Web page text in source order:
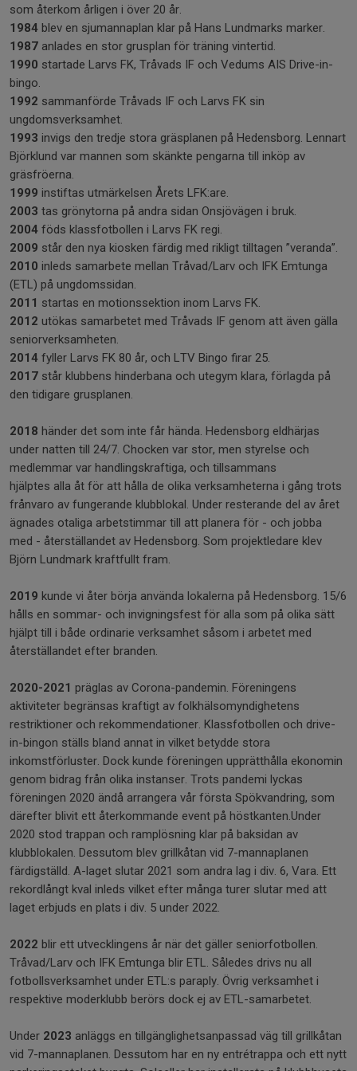
som återkom årligen i över 20 år.
1984 blev en sjumannaplan klar på Hans Lundmarks marker.
1987 anlades en stor grusplan för träning vintertid.
1990 startade Larvs FK, Tråvads IF och Vedums AIS Drive-in-
bingo.
1992 sammanförde Tråvads IF och Larvs FK sin
ungdomsverksamhet.
1993 invigs den tredje stora gräsplanen på Hedensborg. Lennart
Björklund var mannen som skänkte pengarna till inköp av
gräsfröerna.
1999 instiftas utmärkelsen Årets LFK:are.
2003 tas grönytorna på andra sidan Onsjövägen i bruk.
2004 föds klassfotbollen i Larvs FK regi.
2009 står den nya kiosken färdig med rikligt tilltagen ”veranda”.
2010 inleds samarbete mellan Tråvad/Larv och IFK Emtunga
(ETL) på ungdomssidan.
2011 startas en motionssektion inom Larvs FK.
2012 utökas samarbetet med Tråvads IF genom att även gälla
seniorverksamheten.
2014 fyller Larvs FK 80 år, och LTV Bingo firar 25.
2017 står klubbens hinderbana och utegym klara, förlagda på
den tidigare grusplanen.
2018 händer det som inte får hända. Hedensborg eldhärjas
under natten till 24/7. Chocken var stor, men styrelse och
medlemmar var handlingskraftiga, och tillsammans
hjälptes alla åt för att hålla de olika verksamheterna i gång trots
frånvaro av fungerande klubblokal. Under resterande del av året
ägnades otaliga arbetstimmar till att planera för - och jobba
med - återställandet av Hedensborg. Som projektledare klev
Björn Lundmark kraftfullt fram.
2019 kunde vi åter börja använda lokalerna på Hedensborg. 15/6
hålls en sommar- och invigningsfest för alla som på olika sätt
hjälpt till i både ordinarie verksamhet såsom i arbetet med
återställandet efter branden.
2020-2021 präglas av Corona-pandemin. Föreningens
aktiviteter begränsas kraftigt av folkhälsomyndighetens
restriktioner och rekommendationer. Klassfotbollen och drive-
in-bingon ställs bland annat in vilket betydde stora
inkomstförluster. Dock kunde föreningen upprätthålla ekonomin
genom bidrag från olika instanser. Trots pandemi lyckas
föreningen 2020 ändå arrangera vår första Spökvandring, som
därefter blivit ett återkommande event på höstkanten.Under
2020 stod trappan och ramplösning klar på baksidan av
klubblokalen. Dessutom blev grillkåtan vid 7-mannaplanen
färdigställd. A-laget slutar 2021 som andra lag i div. 6, Vara. Ett
rekordlångt kval inleds vilket efter många turer slutar med att
laget erbjuds en plats i div. 5 under 2022.
2022 blir ett utvecklingens år när det gäller seniorfotbollen.
Tråvad/Larv och IFK Emtunga blir ETL. Således drivs nu all
fotbollsverksamhet under ETL:s paraply. Övrig verksamhet i
respektive moderklubb berörs dock ej av ETL-samarbetet.
Under 2023 anläggs en tillgänglighetsanpassad väg till grillkåtan
vid 7-mannaplanen. Dessutom har en ny entrétrappa och ett nytt